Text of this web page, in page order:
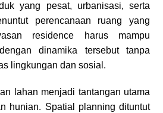
yang pesat, urbanisasi, serta
perencanaan ruang yang
residence harus mampu
dinamika tersebut tanpa
lingkungan dan sosial.
lahan menjadi tantangan utama
hunian. Spatial planning dituntut